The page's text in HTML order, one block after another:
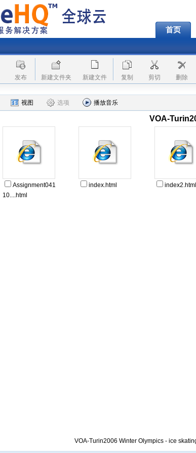
首页
发布 新建文件夹 新建文件 复制 剪切 删除
视图 选项 播放音乐
VOA-
Assignment041
10....html
index.html index2.html
VOA-Turin2006 Winter Olympics - ice